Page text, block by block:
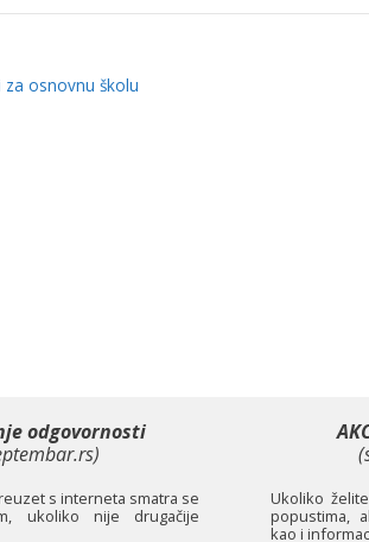
za osnovnu školu
odgovornosti
s interneta smatra se
ukoliko nije drugačije
Ukoliko
popustima,
kao i